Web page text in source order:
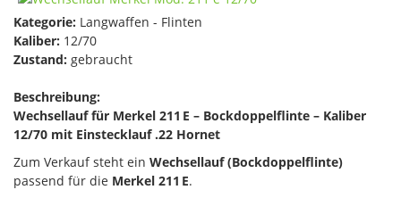
Kategorie: Langwaffen - Flinten
Kaliber: 12/70
Zustand: gebraucht
Beschreibung:
Wechsellauf für Merkel 211 E – Bockdoppelflinte – Kaliber
12/70 mit Einstecklauf .22 Hornet
Zum Verkauf steht ein Wechsellauf (Bockdoppelflinte)
passend für die Merkel 211 E.